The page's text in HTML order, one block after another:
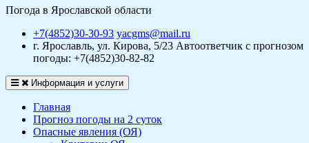
Погода в Ярославской области
+7(4852)30-30-93 yacgms@mail.ru
г. Ярославль, ул. Кирова, 5/23 Автоответчик с прогнозом
погоды: +7(4852)30-82-82
Информация и услуги
Главная
Прогноз погоды на 2 суток
Опасные явления (ОЯ)